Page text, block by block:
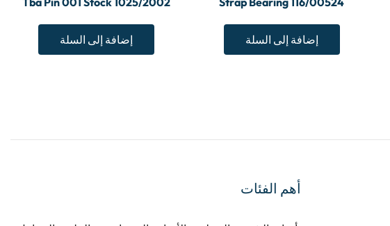
إضافة إلى السلة إضافة إلى السلة
أهم الفئات